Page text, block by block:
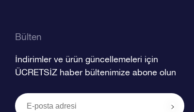
Bülten
İndirimler ve ürün güncellemeleri için
ÜCRETSİZ haber bültenimize abone olun